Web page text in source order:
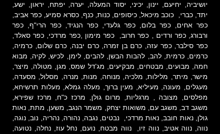
יושיביה, יחיעם, יינון, יכיני, יסוד המעלה, יערה, יפתח, יראון, ישע,
יתד, כברי, כוכב מיכאל, כיסופים, כנות, כנף, כסרא סמיע, כפר אביב,
כפר אחים, כפר בלום, כפר גלעדי, כפר הנגיד, כפר הרי"ף, כפר
ורבורג, כפר ורדים , כפר חרוב, כפר מימון ,כפר מרדכי, כפר סאלד,
כפר סילבר, כפר עזה, כרם בן זמרה, כרם יבנה, כרם שלום, כרמיה,
כרמים, כרמית, להב, להבות הבשן, להבים, לימן, לכיש, לקיה, מבוא
חמה, מבועים, מבטחים, מבקיעים, מג'דל שמס, מגן, מטולה, מיצר,
מישר, מיתר, מלילות, מלכיה, מנוחה, מנות, מנרה, מסלול, מסעדה,
מעגלים, מעונה, מעיליא, מעין ברוך, מעלה גמלא, מעלות תרשיחא,
מפלסים, מצובה , מרגליות, מרום גולן, מרכז כ"ח, מרכז שפירא,
משגב דב, משגב עם, משואות יצחק, משמר הנגב, משען, מתת, נאות
גולן, נאות חובב, נאות מרדכי, נבטים, נגבה, נהורה, נהריה, נוב, נוגה,
נווה, נווה אטיב, נווה זיו, נווה מבטח, נועם, נחל עוז, נחלה, נטועה,